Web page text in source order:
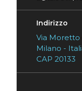
Indirizzo
Via Moretto
Milano -
CAP 20133